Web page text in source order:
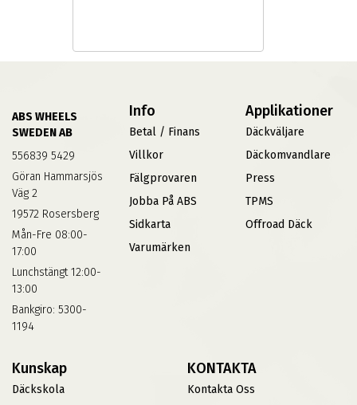
ABS WHEELS
SWEDEN AB
556839 5429
Göran Hammarsjös
Väg 2
19572 Rosersberg
Mån-Fre 08:00-
17:00
Lunchstängt 12:00-
13:00
Bankgiro: 5300-
1194
Info
Betal / Finans
Villkor
Fälgprovaren
Jobba På ABS
Sidkarta
Varumärken
Applikationer
Däckväljare
Däckomvandlare
Press
TPMS
Offroad Däck
Kunskap
Däckskola
KONTAKTA
Kontakta Oss